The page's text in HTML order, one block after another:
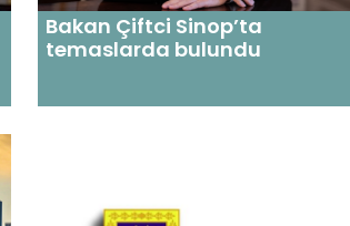
Bakan Çiftci Sinop’ta
temaslarda bulundu